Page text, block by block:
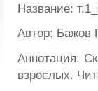
Название:
Автор: Бажов
Аннотация:
взрослых.